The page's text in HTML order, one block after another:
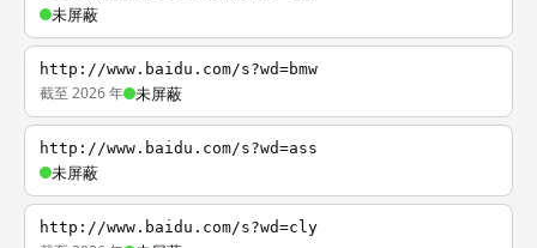
未屏蔽
http://www.baidu.com/s?wd=bmw
截至 2026 年 未屏蔽
http://www.baidu.com/s?wd=ass
未屏蔽
http://www.baidu.com/s?wd=cly